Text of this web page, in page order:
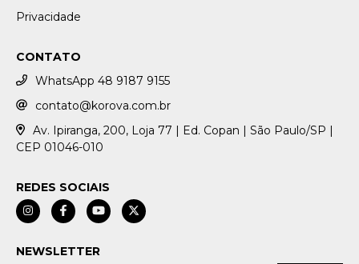
Privacidade
CONTATO
WhatsApp 48 9187 9155
contato@korova.com.br
Av. Ipiranga, 200, Loja 77 | Ed. Copan | São Paulo/SP |
CEP 01046-010
REDES SOCIAIS
NEWSLETTER